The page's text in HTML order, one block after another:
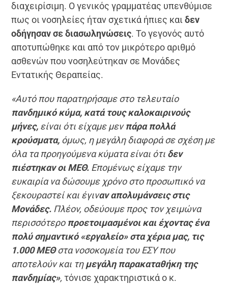
διαχειρίσιμη. Ο γενικός γραμματέας υπενθύμισε
πως οι νοσηλείες ήταν σχετικά ήπιες καιδεν
οδήγησαν σε διασωληνώσεις. Το γεγονός αυτό
αποτυπώθηκε και από τον μικρότερο αριθμό
ασθενών που νοσηλεύτηκαν σε Μονάδες
Εντατικής Θεραπείας.
«Αυτό που παρατηρήσαμε στο τελευταίο
πανδημικό κύμα, κατά τους καλοκαιρινούς
μήνες, είναι ότι είχαμε μενπάρα πολλά
κρούσματα, όμως, η μεγάλη διαφορά σε σχέση με
όλα τα προηγούμενα κύματα είναι ότι δεν
πιέστηκαν οι ΜΕΘ. Επομένως είχαμε την
ευκαιρία να δώσουμε χρόνο στο προσωπικό να
ξεκουραστεί και έγιναν απολυμάνσεις στις
Μονάδες. Πλέον, οδεύουμε προς τον χειμώνα
περισσότεροπροετοιμασμένοι και έχοντας ένα
πολύ σημαντικό «εργαλείο» στα χέρια μας, τις
1.000 ΜΕΘστα νοσοκομεία του ΕΣΥ που
αποτελούν και τημεγάλη παρακαταθήκη της
πανδημίας»,τόνισε χαρακτηριστικά ο κ.